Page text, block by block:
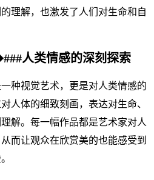
理解，也激发了人们对生命和自
人类情感的深刻探索
种视觉艺术，更是对人类情感的
人体的细致刻画，表达对生命、
解。每一幅作品都是艺术家对人
而让观众在欣赏美的也能感受到